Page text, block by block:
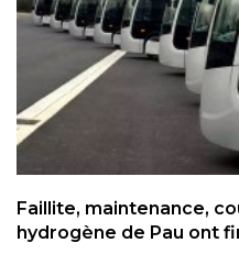
Faillite, maintenance,
hydrogène de Pau ont